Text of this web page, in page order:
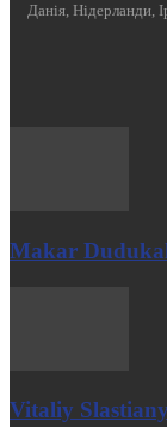
Данія, Нідерланди,
Makar
Vitaliy